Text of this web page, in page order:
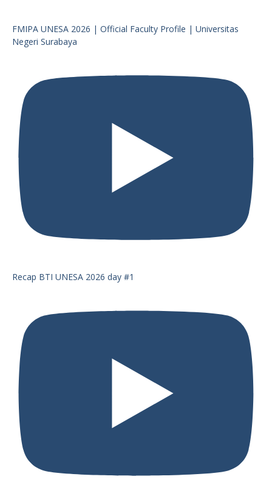
FMIPA UNESA 2026 | Official Faculty Profile | Universitas
Negeri Surabaya
Recap BTI UNESA 2026 day #1